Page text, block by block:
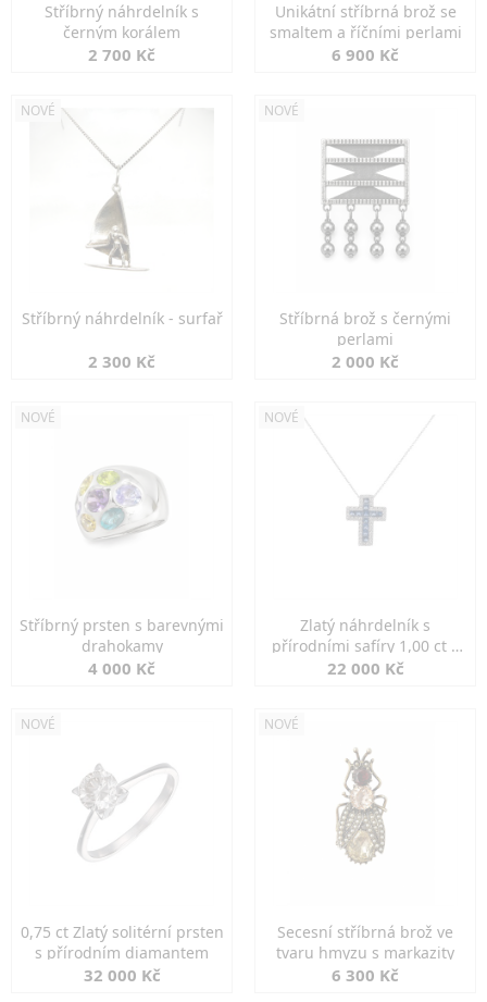
Stříbrný náhrdelník s
černým korálem
2 700 Kč
Unikátní stříbrná brož se
smaltem a říčními perlami
6 900 Kč
NOVÉ
Stříbrný náhrdelník - surfař
2 300 Kč
NOVÉ
Stříbrná brož s černými
perlami
2 000 Kč
NOVÉ
Stříbrný prsten s barevnými
drahokamy
4 000 Kč
NOVÉ
Zlatý náhrdelník s
přírodními safíry 1,00 ct a
diamanty
22 000 Kč
NOVÉ
0,75 ct Zlatý solitérní prsten
s přírodním diamantem
32 000 Kč
NOVÉ
Secesní stříbrná brož ve
tvaru hmyzu s markazity
6 300 Kč